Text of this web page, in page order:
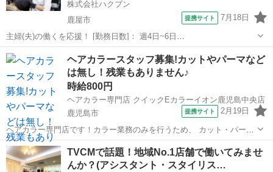
株式会社ハクブン
鹿屋市
提携サイト 7月18日
主婦(夫)の働くを応援！ [勤務日数]： 週4日~6日
09:00~12:00/10:00~14:00/13:00~16:00/15:00~18:00/09:00~18:00 月/
火/水/木/金/土/日 などから選べます ...
鹿児島
ヘアカラースタッフ募集!カットやパーマなど
は無し！残業もありません♪
時給800円
ヘアカラー専門店 クイックEカラーイオン鹿児島中央店
鹿児島市
提携サイト 2月19日
ヘアカラー専門店です！カラー業務のみを行うため、 カット・パー
マ・ブロー等の業務はありません！ パート ◇交通費支給(規定有) ◇試
用期間有(3ヵ月) ◇雇用保険有 ◇労災保険有 ◇昇給有 ◇日祝出勤手当
(時給1...
鹿児島 鹿児島市 美容師
TVCMで話題！地域No.1店舗で働いてみませ
んか？(アシスタント・スタイリス…